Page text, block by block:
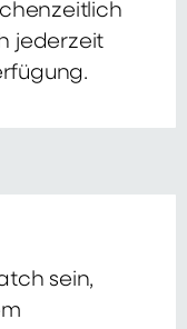
jederzeit
sein,